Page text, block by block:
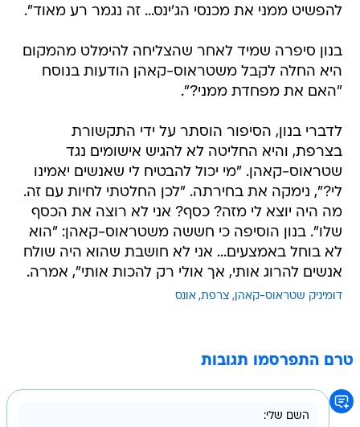
להפשיט ממני את מכנסי הג'ינס... זה נגמר רע מאוד".
בנון סיפרה שמיד לאחר שהצליחה להימלט מהמקום
היא החלה לקבל משטראוס-קאהן הודעות בנוסח
"האם את מפחדת ממני?".
לדברי בנון, הסיפור הוסתר על ידי התקשורת
בצרפת, והיא החליטה לא להגיש אישומים נגד
שטראוס-קאהן. "מי יכול להבטיח לי שאנשים יאמינו
לי?", נימקה את בחירתה. "לכן החלטתי לחיות עם זה.
מה היה יוצא לי מזה? כסף? אני לא רוצה את הכסף
שלו". בנון הוסיפה כי חששה משטראוס-קאהן: "הוא
לא בוחל באמצעים... אני לא חושבת שהוא היה שולח
אנשים להרוג אותי, אך אולי רק להכות אותי", אמרה.
דומיניק שטראוס-קאהן צרפת אונס
טרם התפרסמו תגובות